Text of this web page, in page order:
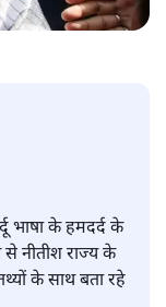
भाषा के हमदर्द के
से नीतीश राज्य के
के साथ बता रहे